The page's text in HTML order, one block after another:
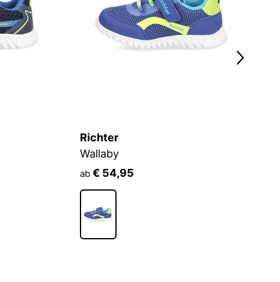
Richter
Wallaby
ab € 54,95